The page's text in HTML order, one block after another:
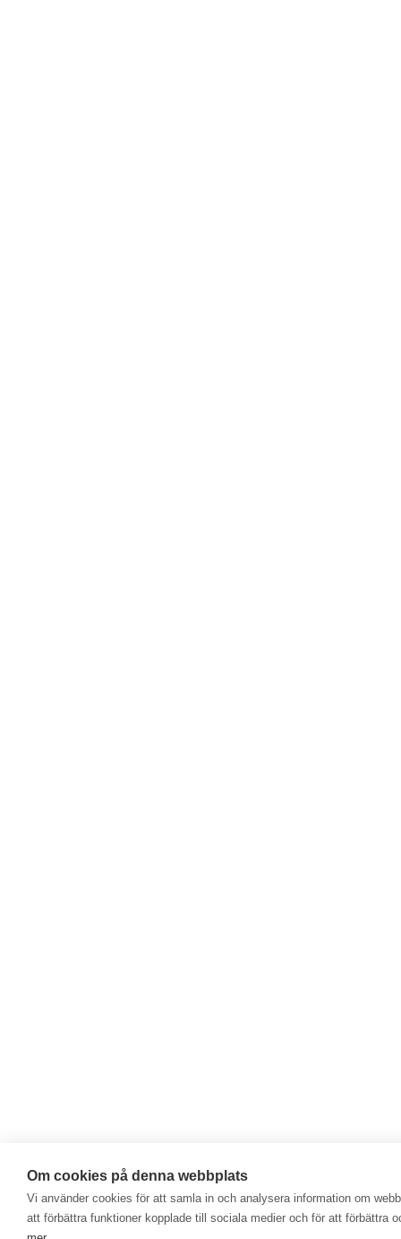
Om cookies på denna webbplats
Vi använder cookies för att samla in och analysera information om
att förbättra funktioner kopplade till sociala medier och för att förbättra